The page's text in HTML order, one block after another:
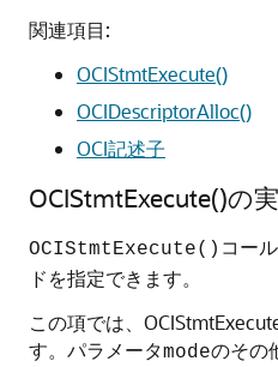
関連項目:
OCIStmtExecute()
OCIDescriptorAlloc()
OCI記述子
OCIStmtExecute()の
OCIStmtExecute() コー
ドを指定できます。
この項では、
す。パラメータmodeのその